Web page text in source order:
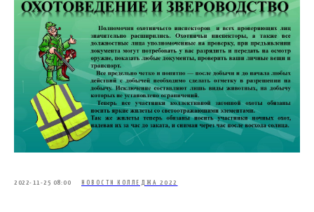
2022-11-25 08:00 НОВОСТИ КОЛЛЕДЖА 2022